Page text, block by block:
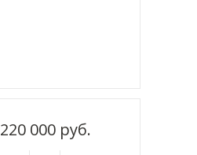
220 000 руб.